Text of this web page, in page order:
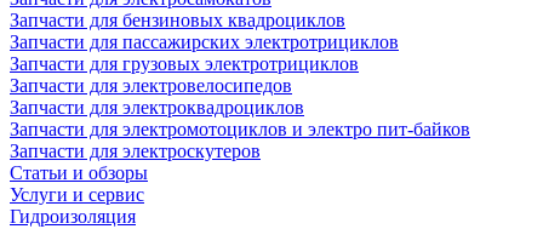
Запчасти для бензиновых квадроциклов
Запчасти для пассажирских электротрициклов
Запчасти для грузовых электротрициклов
Запчасти для электровелосипедов
Запчасти для электроквадроциклов
Запчасти для электромотоциклов и электро пит-байков
Запчасти для электроскутеров
Статьи и обзоры
Услуги и сервис
Гидроизоляция